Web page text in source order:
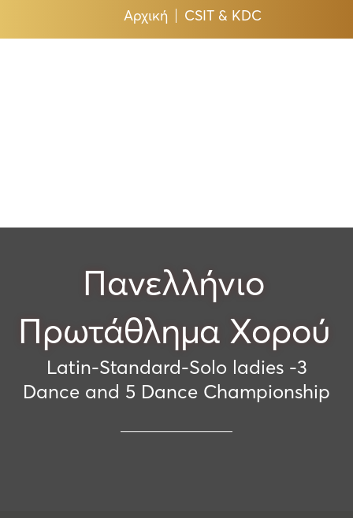
Αρχική CSIT & KDC
Πανελλήνιο
Πρωτάθλημα Χορού
Latin-Standard-Solo ladies -3
Dance and 5 Dance Championship